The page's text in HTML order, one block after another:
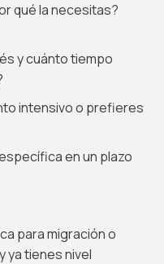
qué la necesitas?
y cuánto tiempo
intensivo o prefieres
en un plazo
para migración o
ya tienes nivel